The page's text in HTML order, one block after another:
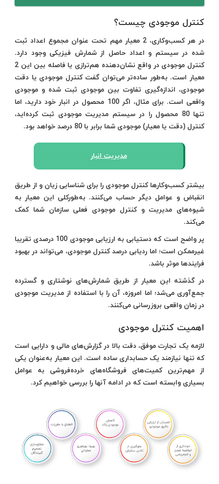
کنترل موجودی چیست؟
در هر کسب‌وکاری، 2 معیار مهم تحت عنوان مجموع اعداد ثبت
شده در سیستم و اعداد حاصل از شمارش فیزیکی وجود دارد.
کنترل موجودی در واقع نشان‌دهنده‌ هم‌ترازی یا فاصله بین این 2
معیار است. به‌طور ساده‌تر می‌توان گفت کنترل موجودی یا دقت
موجودی، اندازه‌گیری تفاوت بین موجودی ثبت شده و موجودی
واقعی است. برای مثال، اگر 100 محصول در انبار خود دارید، اما
تنها 80 محصول را در سیستم مدیریت موجودی ثبت کرده‌اید،
کنترل (دقت یا معیار) موجودی شما برابر با 80 درصد خواهد بود.
مدیریت انبار
بیشتر کسب‌وکارها کنترل موجودی را برای شناسایی زیان و از طریق
انقباض و عوامل دیگر حساب می‌کنند. به‌طورکلی این معیار به
شیوه‌های مدیریت و کنترل موجودی فعلی سازمان شما کمک
می‌کند.
پر واضح است که دستیابی به ارزیابی موجودی 100 درصدی تقریبا
غیرممکن است؛ اما ردیابی درصد کنترل موجودی، می‌تواند در بهبود
فرایندها موثر باشد.
در گذشته این معیار از طریق شمارش‌های نوشتاری و گسترده
جمع‌آوری می‌شد؛ اما امروزه، آن را با استفاده از مدیریت موجودی
در زمان واقعی بروزرسانی می‌کنند.
اهمیت کنترل موجودی
لازمه‌ یک تجارت موفق، دقت بالا در گزارش‌های مالی و دارایی است
که تنها نیازمند یک حسابداری ساده است. این معیار به‌عنوان یکی
از مهم‌ترین کمیت‌های فروشگاه‌های خرده‌فروشی به عوامل
بسیاری وابسته است که در ادامه آنها را بررسی خواهیم کرد.